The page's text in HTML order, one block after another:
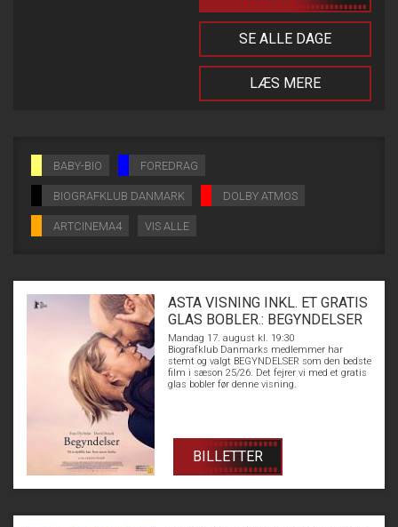
SE ALLE DAGE
LÆS MERE
BABY-BIO FOREDRAG
BIOGRAFKLUB DANMARK DOLBY ATMOS
ARTCINEMA4 VIS ALLE
ASTA VISNING INKL. ET GRATIS
GLAS BOBLER.: BEGYNDELSER
Mandag 17. august kl. 19:30
Biografklub Danmarks medlemmer har
stemt og valgt BEGYNDELSER som den bedste
film i sæson 25/26. Det fejrer vi med et gratis
glas bobler før denne visning.
BILLETTER